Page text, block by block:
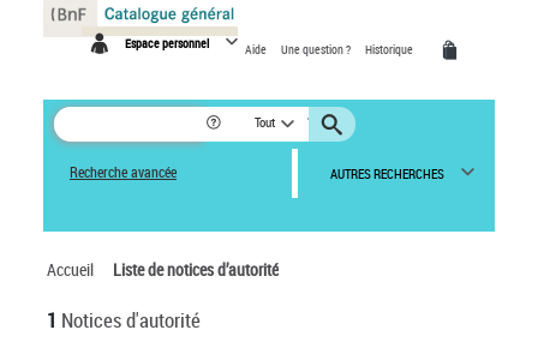
Espace personnel Aide Une question ? Historique
Tout
Recherche avancée AUTRES RECHERCHES
Accueil Liste de notices d’autorité
1 Notices d'autorité
Panneau de gestion des cookies